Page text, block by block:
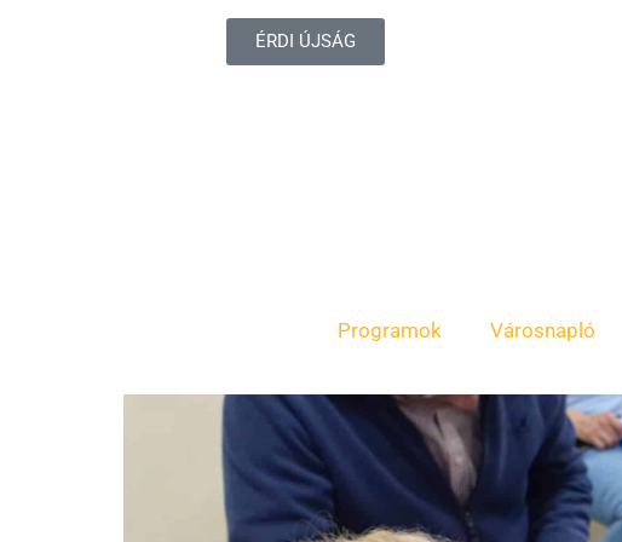
ÉRDI ÚJSÁG
Programok Városnapló